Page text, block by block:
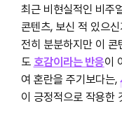
최근 비현실적인 비주
콘텐츠, 보신 적 있으
전히 분분하지만 이
도호감이라는 반응이
여 혼란을 주기보다는,
이 긍정적으로 작용한